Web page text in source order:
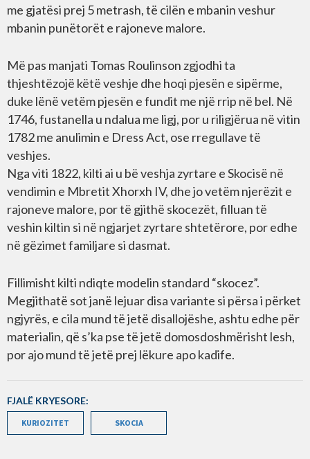
me gjatësi prej 5 metrash, të cilën e mbanin veshur
mbanin punëtorët e rajoneve malore.
Më pas manjati Tomas Roulinson zgjodhi ta
thjeshtëzojë këtë veshje dhe hoqi pjesën e sipërme,
duke lënë vetëm pjesën e fundit me një rrip në bel. Në
1746, fustanella u ndalua me ligj, por u riligjërua në vitin
1782 me anulimin e Dress Act, ose rregullave të
veshjes.
Nga viti 1822, kilti ai u bë veshja zyrtare e Skocisë në
vendimin e Mbretit Xhorxh IV, dhe jo vetëm njerëzit e
rajoneve malore, por të gjithë skocezët, filluan të
veshin kiltin si në ngjarjet zyrtare shtetërore, por edhe
në gëzimet familjare si dasmat.
Fillimisht kilti ndiqte modelin standard “skocez”.
Megjithatë sot janë lejuar disa variante si përsa i përket
ngjyrës, e cila mund të jetë disallojëshe, ashtu edhe për
materialin, që s’ka pse të jetë domosdoshmërisht lesh,
por ajo mund të jetë prej lëkure apo kadife.
FJALË KRYESORE:
KURIOZITET SKOCIA